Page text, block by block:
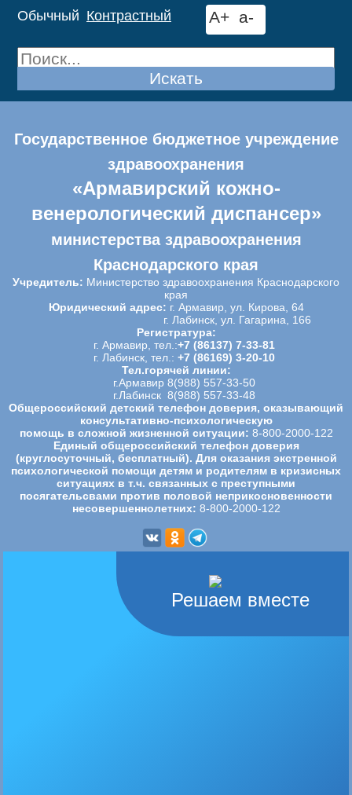
Обычный Контрастный A+ a-
Искать
Государственное бюджетное учреждение
здравоохранения
«Армавирский кожно-
венерологический диспансер»
министерства здравоохранения
Краснодарского края
Учредитель: Министерство здравоохранения Краснодарского
края
Юридический адрес: г. Армавир, ул. Кирова, 64
г. Лабинск, ул. Гагарина, 166
Регистратура:
г. Армавир, тел.:+7 (86137) 7-33-81
г. Лабинск, тел.: +7 (86169) 3-20-10
Тел.горячей линии:
г.Армавир 8(988) 557-33-50
г.Лабинск 8(988) 557-33-48
Общероссийский детский телефон доверия, оказывающий
консультативно-психологическую
помощь в сложной жизненной ситуации: 8-800-2000-122
Единый общероссийский телефон доверия
(круглосуточный, бесплатный). Для оказания экстренной
психологической помощи детям и родителям в кризисных
ситуациях в т.ч. связанных с преступными
посягательсвами против половой неприкосновенности
несовершеннолетних: 8-800-2000-122
Решаем вместе